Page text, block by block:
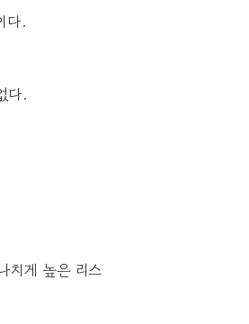
다.
다.
치게 높은 리스